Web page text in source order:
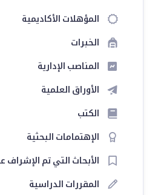
المؤهلات الأكاديمية
الخبرات
المناصب الإدارية
الأوراق العلمية
الكتب
الإهتمامات البحثية
الأبحاث التي تم الإشراف
المقررات الدراسية